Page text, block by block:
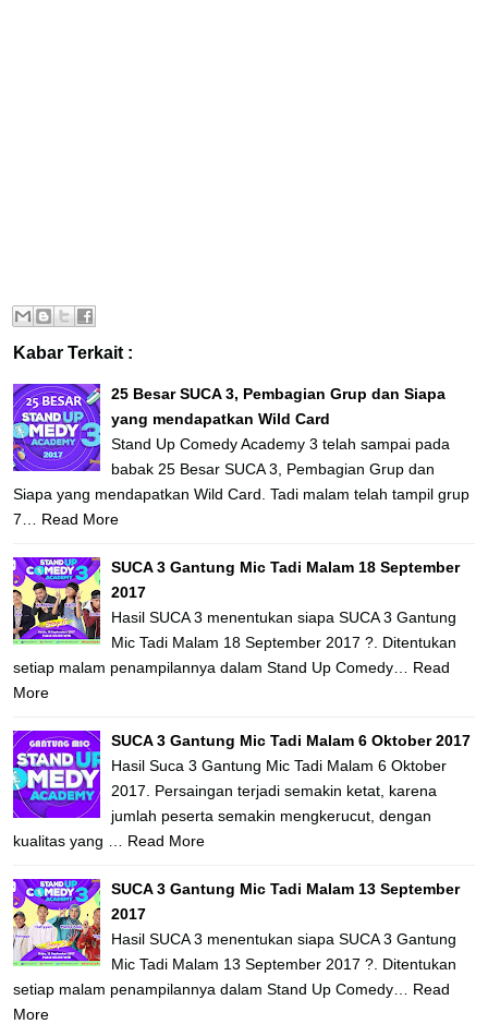
Kabar Terkait :
25 Besar SUCA 3, Pembagian Grup dan Siapa
yang mendapatkan Wild Card
Stand Up Comedy Academy 3 telah sampai pada
babak 25 Besar SUCA 3, Pembagian Grup dan
Siapa yang mendapatkan Wild Card. Tadi malam telah tampil grup
7… Read More
SUCA 3 Gantung Mic Tadi Malam 18 September
2017
Hasil SUCA 3 menentukan siapa SUCA 3 Gantung
Mic Tadi Malam 18 September 2017 ?. Ditentukan
setiap malam penampilannya dalam Stand Up Comedy… Read
More
SUCA 3 Gantung Mic Tadi Malam 6 Oktober 2017
Hasil Suca 3 Gantung Mic Tadi Malam 6 Oktober
2017. Persaingan terjadi semakin ketat, karena
jumlah peserta semakin mengkerucut, dengan
kualitas yang … Read More
SUCA 3 Gantung Mic Tadi Malam 13 September
2017
Hasil SUCA 3 menentukan siapa SUCA 3 Gantung
Mic Tadi Malam 13 September 2017 ?. Ditentukan
setiap malam penampilannya dalam Stand Up Comedy… Read
More